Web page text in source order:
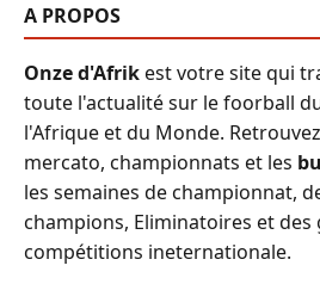
A PROPOS
Onze d'Afrikest votre site qui
toute l'actualité sur le foorball
l'Afrique et du Monde.
mercato, championnats et les
les semaines de championnat,
champions, Eliminatoires et des
compétitions ineternationale.